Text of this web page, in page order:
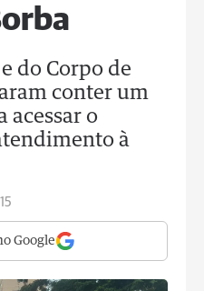
do Corpo de
conter um
acessar o
à
Google